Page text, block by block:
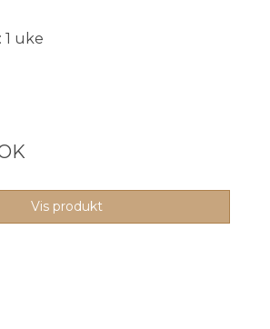
1 uke
Vis produkt